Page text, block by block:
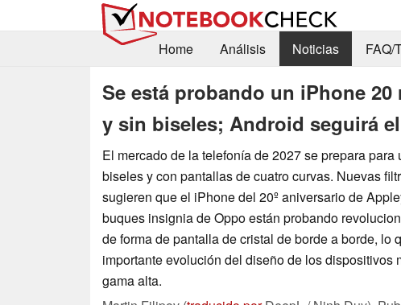
Home
Análisis Noticias FAQ/
Se está probando un iPhone
y sin biseles; Android seguirá
El mercado de la telefonía de 2027 se prepara para
biseles y con pantallas de cuatro curvas. Nuevas
sugieren que el iPhone del 20º aniversario de
buques insignia de Oppo están probando
de forma de pantalla de cristal de borde a borde, lo
importante evolución del diseño de los dispositivos
gama alta.